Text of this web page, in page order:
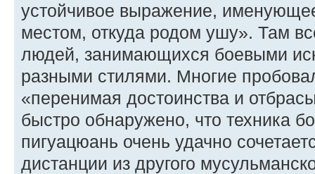
устойчивое выражение,
местом, откуда родом ушу». Там
людей, занимающихся боевыми
разными стилями. Многие
«перенимая достоинства и
быстро обнаружено, что техника
пигуацюань очень удачно
дистанции из другого